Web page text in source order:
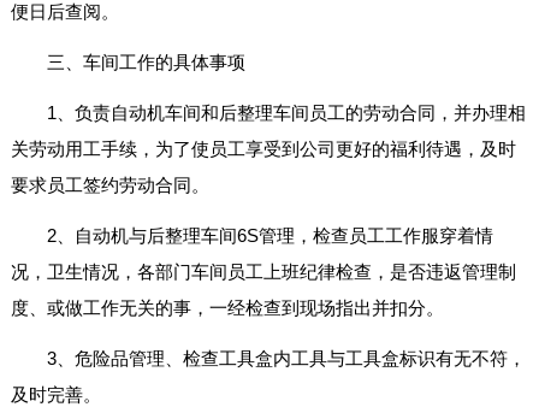
便日后查阅。
三、车间工作的具体事项
1、负责自动机车间和后整理车间员工的劳动合同，并办理相
关劳动用工手续，为了使员工享受到公司更好的福利待遇，及时
要求员工签约劳动合同。
2、自动机与后整理车间6S管理，检查员工工作服穿着情
况，卫生情况，各部门车间员工上班纪律检查，是否违返管理制
度、或做工作无关的事，一经检查到现场指出并扣分。
3、危险品管理、检查工具盒内工具与工具盒标识有无不符，
及时完善。